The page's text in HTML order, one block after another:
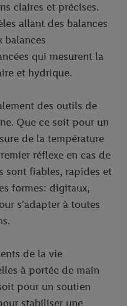
claires et précises.
allant des balances
balances
qui mesurent la
et hydrique.
des outils de
Que ce soit pour un
de la température
réflexe en cas de
sont fiables, rapides et
formes: digitaux,
s'adapter à toutes
de la vie
à portée de main
pour un soutien
stabiliser une